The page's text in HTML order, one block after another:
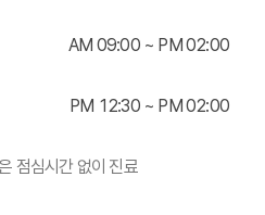
AM 09:00 ~ PM02:00
PM 12:30 ~ PM02:00
점심시간 없이 진료